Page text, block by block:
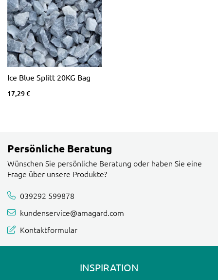
Ice Blue Splitt 20KG Bag
17,29 €
Persönliche Beratung
Wünschen Sie persönliche Beratung oder haben Sie eine
Frage über unsere Produkte?
039292 599878
kundenservice@amagard.com
Kontaktformular
INSPIRATION